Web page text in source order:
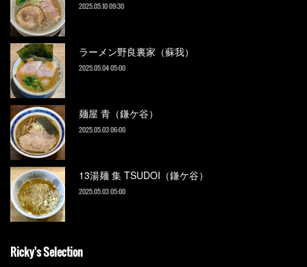
2025.05.10 09:30
ラーメン野良裏家（蘇我）
2025.05.04 05:00
麺屋 青（鎌ケ谷）
2025.05.03 06:00
13湯麺 集 TSUDOI（鎌ケ谷）
2025.05.03 05:00
Ricky's Selection